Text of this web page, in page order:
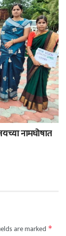
नामघोषात
are marked *